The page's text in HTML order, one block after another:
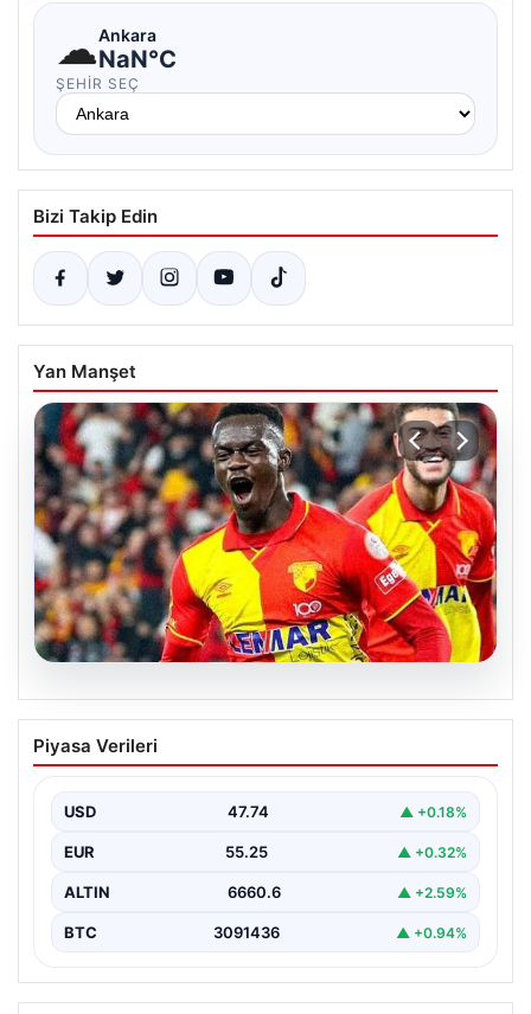
☁Ankara
NaN°C
ŞEHIR SEÇ
Bizi Takip Edin
Yan Manşet
07.08.2026
Göztepe para basacak! Yine dev satış
geliyor
Piyasa Verileri
USD 47.74 ▲ +0.18%
EUR 55.25 ▲ +0.32%
ALTIN 6660.6 ▲ +2.59%
BTC 3091436 ▲ +0.94%